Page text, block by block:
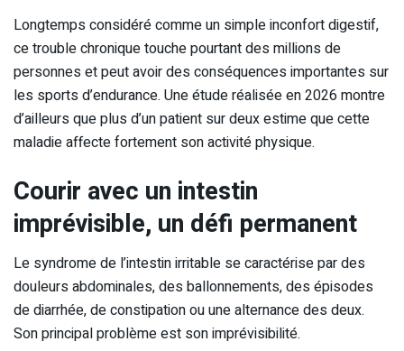
Longtemps considéré comme un simple inconfort digestif,
ce trouble chronique touche pourtant des millions de
personnes et peut avoir des conséquences importantes sur
les sports d’endurance. Une étude réalisée en 2026 montre
d’ailleurs que plus d’un patient sur deux estime que cette
maladie affecte fortement son activité physique.
Courir avec un intestin
imprévisible, un défi permanent
Le syndrome de l’intestin irritable se caractérise par des
douleurs abdominales, des ballonnements, des épisodes
de diarrhée, de constipation ou une alternance des deux.
Son principal problème est son imprévisibilité.